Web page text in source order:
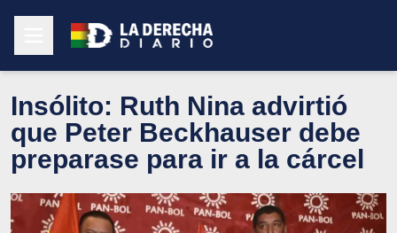
Insólito: Ruth Nina advirtió
que Peter Beckhauser debe
preparase para ir a la cárcel